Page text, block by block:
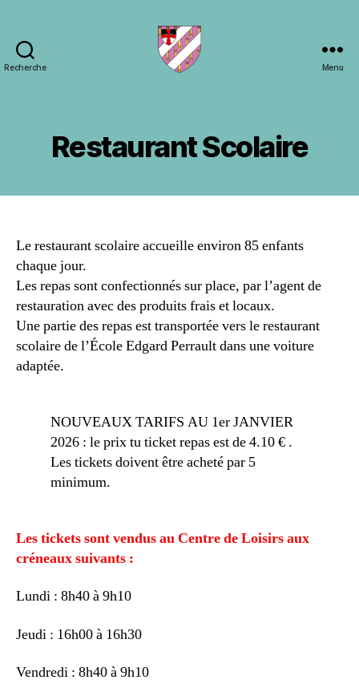
Recherche Menu
Restaurant Scolaire
Le restaurant scolaire accueille environ 85 enfants
chaque jour.
Les repas sont confectionnés sur place, par l’agent de
restauration avec des produits frais et locaux.
Une partie des repas est transportée vers le restaurant
scolaire de l’École Edgard Perrault dans une voiture
adaptée.
NOUVEAUX TARIFS AU 1er JANVIER
2026 : le prix tu ticket repas est de 4.10 € .
Les tickets doivent être acheté par 5
minimum.
Les tickets sont vendus au Centre de Loisirs aux
créneaux suivants :
Lundi : 8h40 à 9h10
Jeudi : 16h00 à 16h30
Vendredi : 8h40 à 9h10